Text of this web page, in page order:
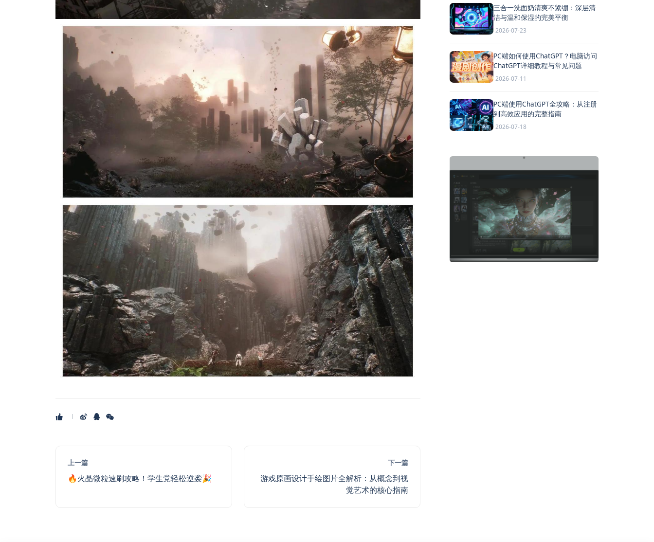
上一篇
🔥火晶微粒速刷攻略！学生党轻松逆袭🎉
下一篇
游戏原画设计手绘图片全解析：从概念到视
觉艺术的核心指南
三合一洗面奶清爽不紧绷：深层清
洁与温和保湿的完美平衡
2026-07-23
PC端如何使用ChatGPT？电脑访问
ChatGPT详细教程与常见问题
2026-07-11
PC端使用ChatGPT全攻略：从注册
到高效应用的完整指南
2026-07-18